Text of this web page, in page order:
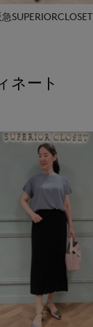
SUPERIORCLOSET
ネート